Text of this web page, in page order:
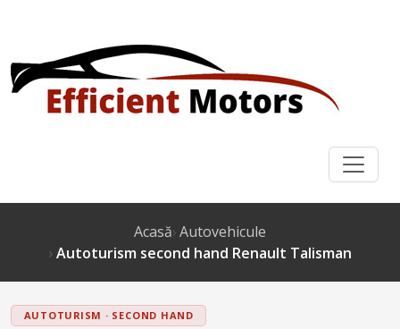
Acasă Autovehicule
Autoturism second hand Renault Talisman
AUTOTURISM · SECOND HAND